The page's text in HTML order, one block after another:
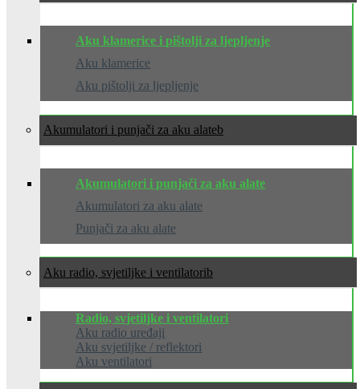
Aku klamerice i pištolji za ljepljenje
Aku klamerice
Aku pištolji za ljepljenje
Akumulatori i punjači za aku alate
Akumulatori i punjači za aku alate
Akumulatori za aku alate
Punjači za aku alate
Aku radio, svjetiljke i ventilatori
Radio, svjetiljke i ventilatori
Aku radio uređaji
Aku svjetiljke / reflektori
Aku ventilatori